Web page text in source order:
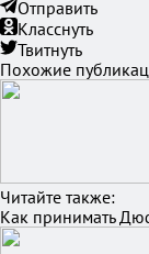
Отправить
Класснуть
Твитнуть
Похожие
Читайте также:
Как принимать